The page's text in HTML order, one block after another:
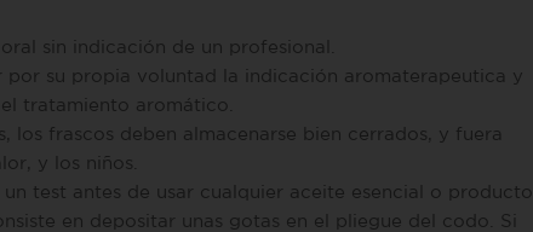
sin indicación de un profesional.
por su propia voluntad la indicación aromaterapeutica y
tratamiento aromático.
los frascos deben almacenarse bien cerrados, y fuera
y los niños.
un test antes de usar cualquier aceite esencial o producto
en depositar unas gotas en el pliegue del codo. Si